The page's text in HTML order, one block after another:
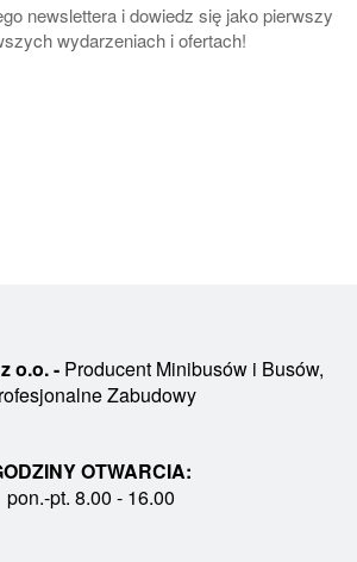
newslettera i dowiedz się jako pierwszy
wydarzeniach i ofertach!
o.o. - Producent Minibusów i Busów,
Zabudowy
OTWARCIA:
pon.-pt. 8.00 - 16.00